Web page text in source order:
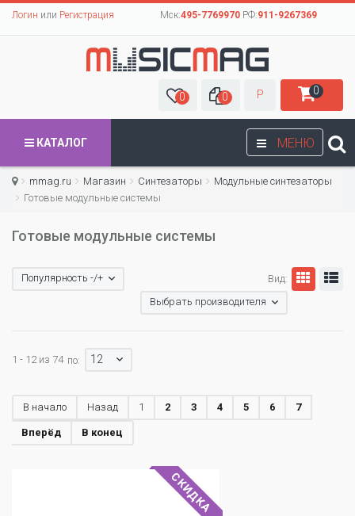
Логин или Регистрация Мск:495-7769970РФ:911-9267369
0 0 Р 0
МЕНЮ
КАТАЛОГ
mmag.ru Магазин Синтезаторы
Модульные синтезаторы
Готовые модульные системы
Готовые модульные системы
Вид:
Популярность -/+
Выбрать производителя
1 - 12 из 74 по: 12
В начало Назад 1 2 3 4 5 6 7
Вперёд В конец
СКИДКА